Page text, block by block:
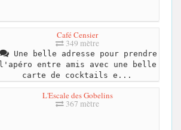
Café Censier
349 mètre
Une belle adresse pour prendre
l'apéro entre amis avec une belle
carte de cocktails e...
L'Escale des Gobelins
367 mètre